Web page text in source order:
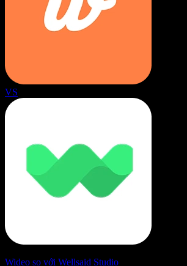
VS
Wideo so với Wellsaid Studio